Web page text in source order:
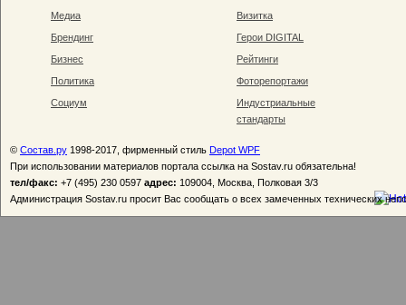
Медиа
Брендинг
Бизнес
Политика
Социум
Визитка
Герои DIGITAL
Рейтинги
Фоторепортажи
Индустриальные
стандарты
© Состав.ру 1998-2017, фирменный стиль Depot WPF
При использовании материалов портала ссылка на Sostav.ru обязательна!
тел/факс: +7 (495) 230 0597 адрес: 109004, Москва, Полковая 3/3
Администрация Sostav.ru просит Вас сообщать о всех замеченных технических